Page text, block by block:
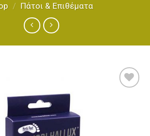
/ Πάτοι & Επιθέματα